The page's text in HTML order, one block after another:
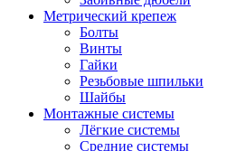
Метрический крепеж
Болты
Винты
Гайки
Резьбовые шпильки
Шайбы
Монтажные системы
Лёгкие системы
Средние системы